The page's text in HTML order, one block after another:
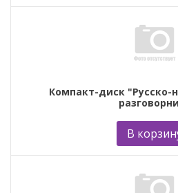
Компакт-диск
В